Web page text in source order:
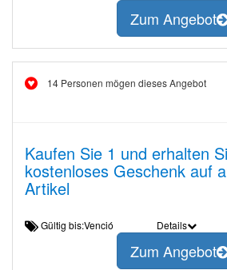
Zum Angebot
14 Personen mögen dieses Angebot
Kaufen Sie 1 und erhalten
kostenloses Geschenk auf
Artikel
Gültig bis:Venció Details
Zum Angebot